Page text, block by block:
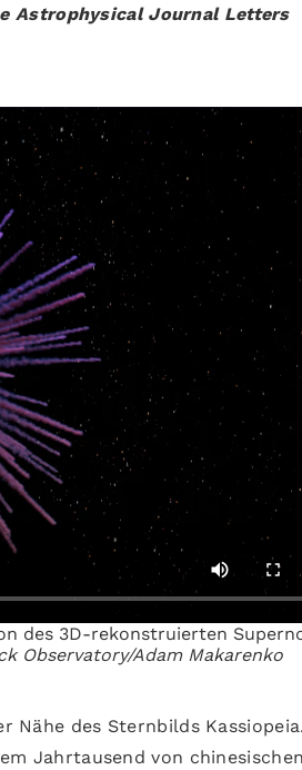
Astrophysical Journal Letters
des 3D-rekonstruierten
Observatory/Adam Makarenko
Nähe des Sternbilds
Jahrtausend von